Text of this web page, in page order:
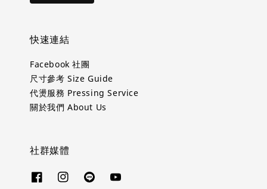
快速連結
Facebook 社團
尺寸參考 Size Guide
代燙服務 Pressing Service
關於我們 About Us
社群媒體